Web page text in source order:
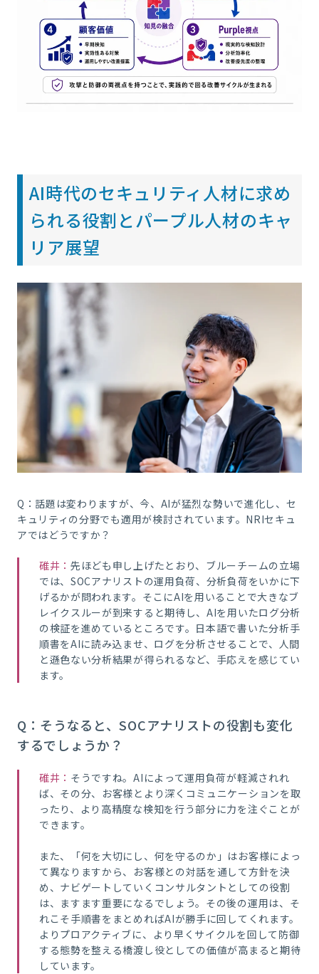
AI時代のセキュリティ人材に求め
られる役割とパープル人材のキャ
リア展望
Q：話題は変わりますが、今、AIが猛烈な勢いで進化し、セ
キュリティの分野でも適用が検討されています。NRIセキュ
アではどうですか？
碓井： 先ほども申し上げたとおり、ブルーチームの立場
では、SOCアナリストの運用負荷、分析負荷をいかに下
げるかが問われます。そこにAIを用いることで大きなブ
レイクスルーが到来すると期待し、AIを用いたログ分析
の検証を進めているところです。日本語で書いた分析手
順書をAIに読み込ませ、ログを分析させることで、人間
と遜色ない分析結果が得られるなど、手応えを感じてい
ます。
Q：そうなると、SOCアナリストの役割も変化
するでしょうか？
碓井： そうですね。AIによって運用負荷が軽減されれ
ば、その分、お客様とより深くコミュニケーションを取
ったり、より高精度な検知を行う部分に力を注ぐことが
できます。
また、「何を大切にし、何を守るのか」はお客様によっ
て異なりますから、お客様との対話を通して方針を決
め、ナビゲートしていくコンサルタントとしての役割
は、ますます重要になるでしょう。その後の運用は、そ
れこそ手順書をまとめればAIが勝手に回してくれます。
よりプロアクティブに、より早くサイクルを回して防御
する態勢を整える橋渡し役としての価値が高まると期待
しています。